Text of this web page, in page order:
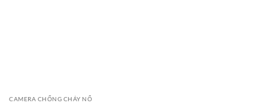
CAMERA CHỐNG CHÁY NỔ